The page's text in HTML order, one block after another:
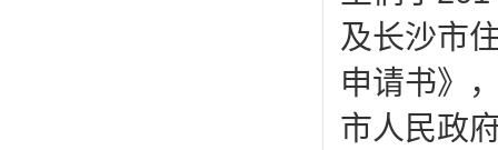
及长沙市
申请书》
市人民政